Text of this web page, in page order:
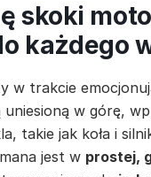
skoki
każdego
w trakcie
w górę,
takie jak koła i
jest w prostej,